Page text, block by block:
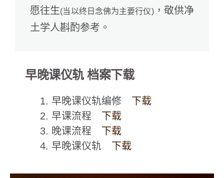
愿往生(当以终日念佛为主要行仪)，敬供净
土学人斟酌参考。
早晚课仪轨 档案下载
1. 早晚课仪轨编修 下载
2. 早课流程 下载
3. 晚课流程 下载
4. 早晚课仪轨 下载